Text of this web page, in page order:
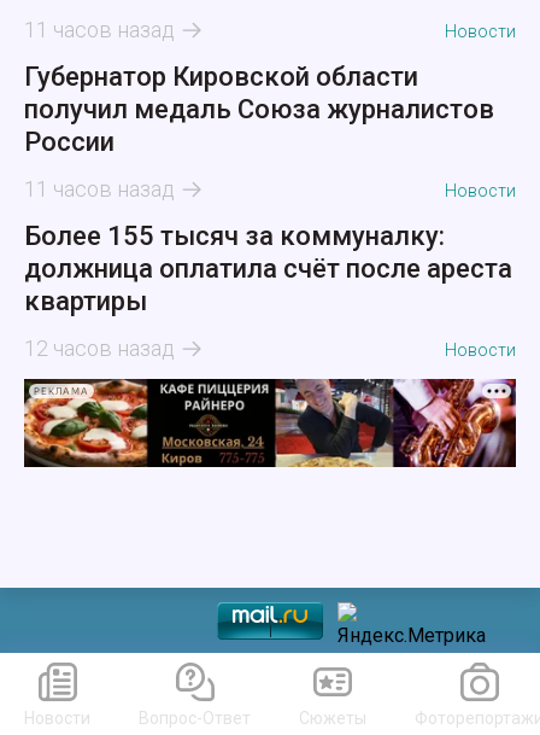
11 часов назад Новости
Губернатор Кировской области
получил медаль Союза журналистов
России
11 часов назад Новости
Более 155 тысяч за коммуналку:
должница оплатила счёт после ареста
квартиры
12 часов назад Новости
РЕКЛАМА
Новости Вопрос-Ответ Сюжеты